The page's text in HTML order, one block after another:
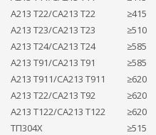
А213 Т22/СА213 Т22
≥415
А213 Т23/СА213 Т23
≥510
А213 Т24/СА213 Т24
≥585
А213 Т91/СА213 Т91
≥585
А213 Т911/СА213 Т911
≥620
А213 Т22/СА213 Т92
≥620
А213 Т122/СА213 Т122
≥620
ТП304Х
≥515